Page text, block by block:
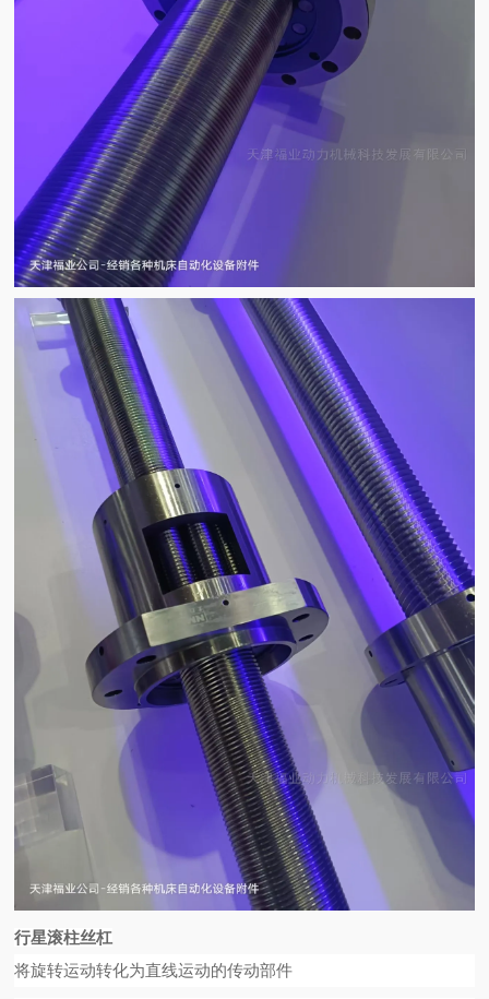
行星滚柱丝杠
将旋转运动转化为直线运动的传动部件